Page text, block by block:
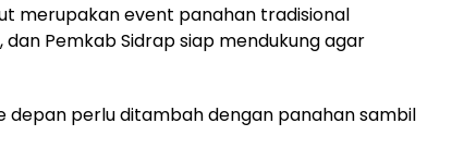
merupakan event panahan tradisional
Pemkab Sidrap siap mendukung agar
depan perlu ditambah dengan panahan sambil